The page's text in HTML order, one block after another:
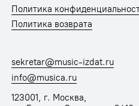
Политика
Политика возврата
sekretar@music-izdat.ru
info@musica.ru
123001, г. Москва,